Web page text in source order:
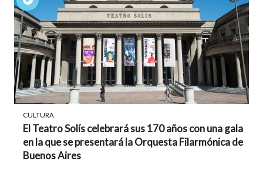
CULTURA
El Teatro Solís celebrará sus 170 años con una gala
en la que se presentará la Orquesta Filarmónica de
Buenos Aires